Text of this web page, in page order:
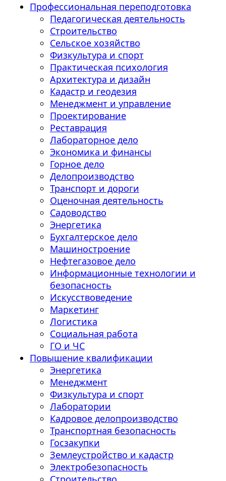
Профессиональная переподготовка
Педагогическая деятельность
Строительство
Сельское хозяйство
Физкультура и спорт
Практическая психология
Архитектура и дизайн
Кадастр и геодезия
Менеджмент и управление
Проектирование
Реставрация
Лабораторное дело
Экономика и финансы
Горное дело
Делопроизводство
Транспорт и дороги
Оценочная деятельность
Садоводство
Энергетика
Бухгалтерское дело
Машиностроение
Нефтегазовое дело
Информационные технологии и
безопасность
Искусствоведение
Маркетинг
Логистика
Социальная работа
ГО и ЧС
Повышение квалификации
Энергетика
Менеджмент
Физкультура и спорт
Лаборатории
Кадровое делопроизводство
Транспортная безопасность
Госзакупки
Землеустройство и кадастр
Электробезопасность